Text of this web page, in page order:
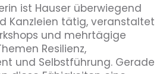
ist Hauser überwiegend
Kanzleien tätig, veranstaltet
und mehrtägige
Resilienz,
und Selbstführung. Gerade